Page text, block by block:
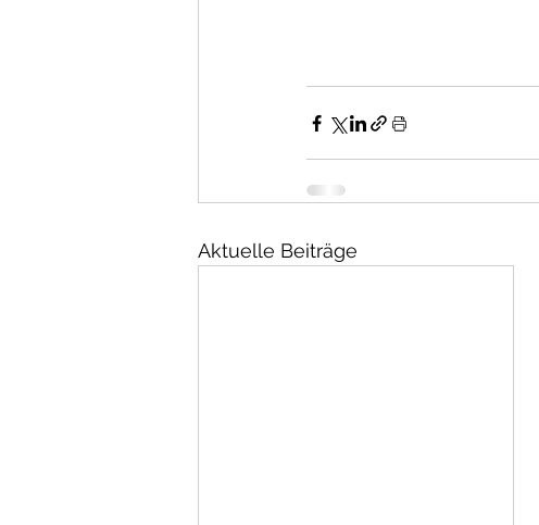
Aktuelle Beiträge